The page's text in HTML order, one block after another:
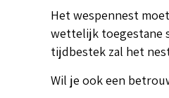
Het wespennest
wettelijk toegestane
tijdbestek zal het
Wil je ook een